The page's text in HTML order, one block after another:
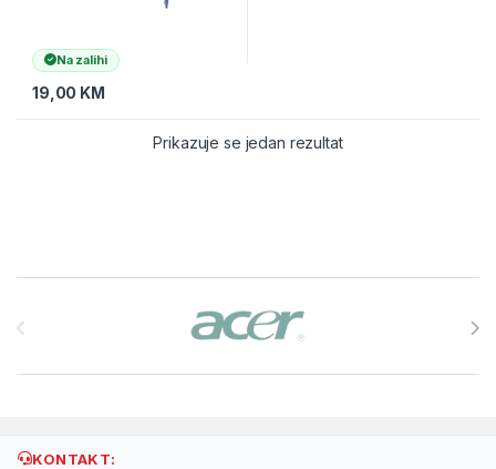
Na zalihi
19,00 KM
Prikazuje se jedan rezultat
KONTAKT: